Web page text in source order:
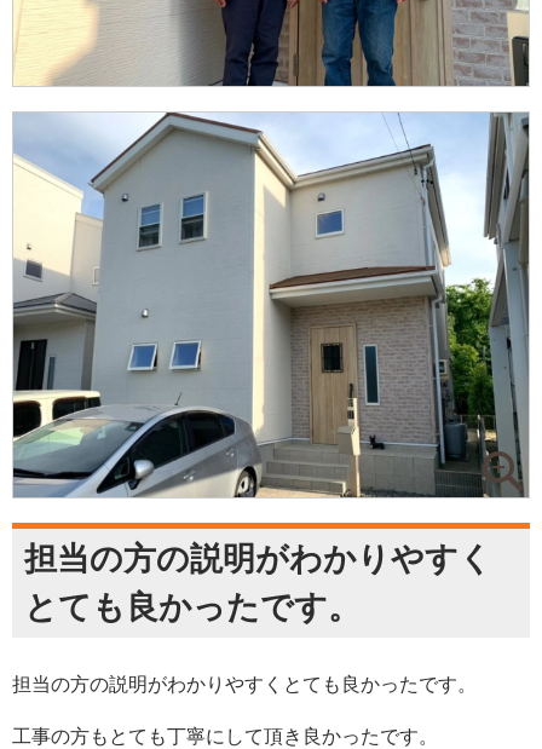
担当の方の説明がわかりやすく
とても良かったです。
担当の方の説明がわかりやすくとても良かったです。
工事の方もとても丁寧にして頂き良かったです。